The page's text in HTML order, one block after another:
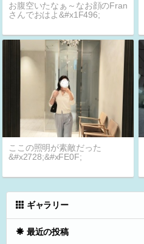
お腹空いたなぁ～なお顔のFran
さんでおはよ&#x1F496;
ここの照明が素敵だった
&#x2728;&#xFE0F;
ギャラリー
最近の投稿